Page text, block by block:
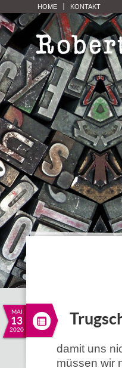
HOME KONTAKT
MAI
13
2020
damit uns
müssen wir